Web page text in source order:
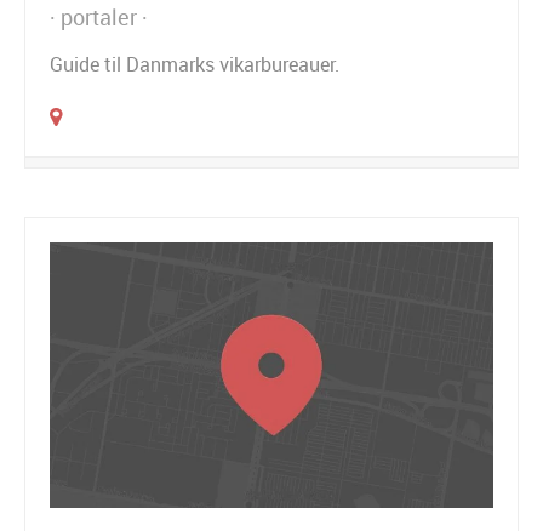
portaler
Guide til Danmarks vikarbureauer.